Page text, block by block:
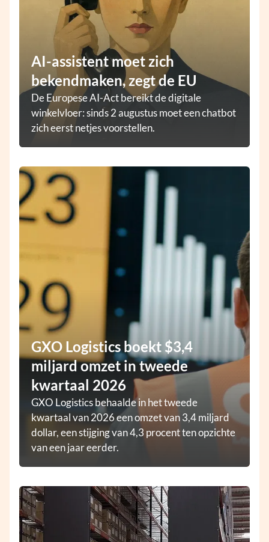
AI-assistent moet zich
bekendmaken, zegt de EU
De Europese AI-Act bereikt de digitale
winkelvloer: sinds 2 augustus moet een chatbot
zich eerst netjes voorstellen.
GXO Logistics boekt $3,4
miljard omzet in tweede
kwartaal 2026
GXO Logistics behaalde in het tweede
kwartaal van 2026 een omzet van 3,4 miljard
dollar, een stijging van 4,3 procent ten opzichte
van een jaar eerder.